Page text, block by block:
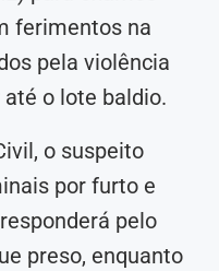
ferimentos na
pela violência
o lote baldio.
o suspeito
por furto e
pelo
preso, enquanto